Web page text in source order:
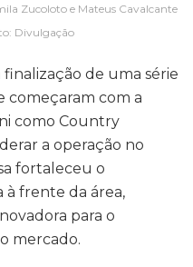
Zucoloto e Mateus Cavalcante
Divulgação
de uma série
começaram com a
como Country
a operação no
fortaleceu o
à frente da área,
para o
mercado.